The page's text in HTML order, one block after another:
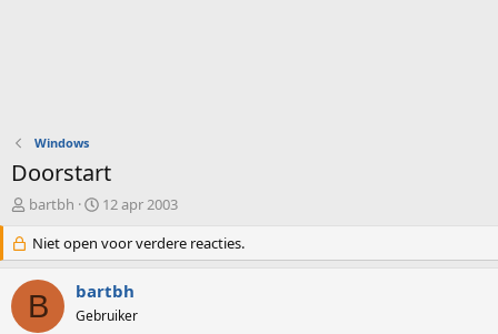
Windows
Doorstart
O
d
e
r
w
e
bartbh
S
a
r
t
d
a
12 apr 2003
Niet open voor verdere reacties.
B bartbh
Gebruiker